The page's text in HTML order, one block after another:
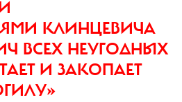
КЛИНЦЕВИЧА
ВСЕХ НЕУГОДНЫХ
И ЗАКОПАЕТ